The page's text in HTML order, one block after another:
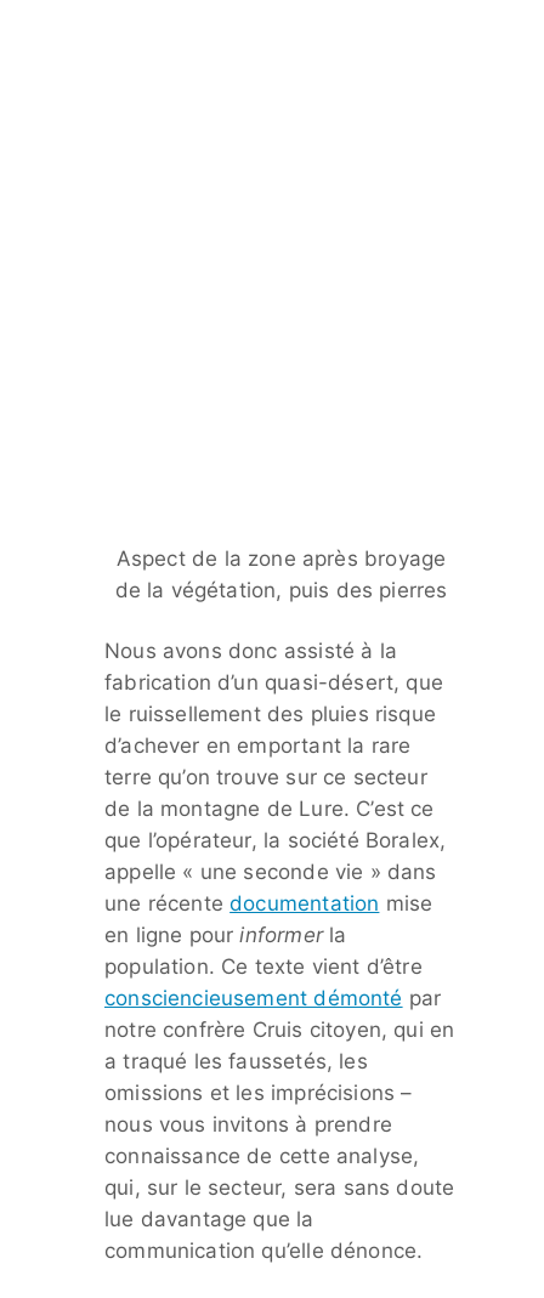
Aspect de la zone après broyage
de la végétation, puis des pierres
Nous avons donc assisté à la
fabrication d’un quasi-désert, que
le ruissellement des pluies risque
d’achever en emportant la rare
terre qu’on trouve sur ce secteur
de la montagne de Lure. C’est ce
que l’opérateur, la société Boralex,
appelle « une seconde vie » dans
une récentedocumentation mise
en ligne pourinformerla
population. Ce texte vient d’être
consciencieusement démonté par
notre confrère Cruis citoyen, qui en
a traqué les faussetés, les
omissions et les imprécisions –
nous vous invitons à prendre
connaissance de cette analyse,
qui, sur le secteur, sera sans doute
lue davantage que la
communication qu’elle dénonce.